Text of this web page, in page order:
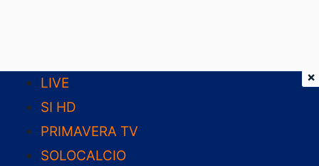
contenuto
LIVE
SI HD
PRIMAVERA TV
SOLOCALCIO
×